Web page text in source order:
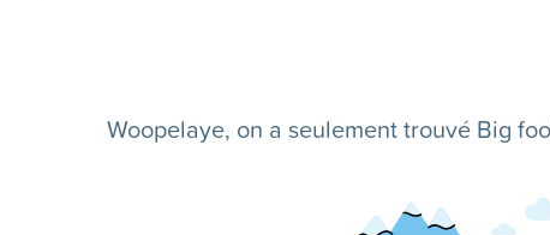
Woopelaye, on a seulement trouvé Big